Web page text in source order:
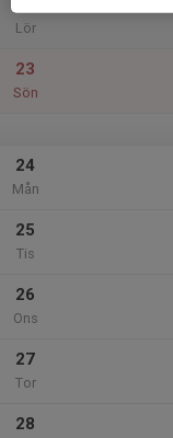
Lör
23
Sön
24
Mån
25
Tis
26
Ons
27
Tor
28